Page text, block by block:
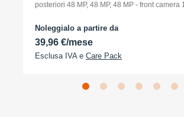
posteriori 48 MP, 48 MP, 48 MP - front camera
Noleggialo a partire da
39,96 €/mese
Esclusa IVA e Care Pack